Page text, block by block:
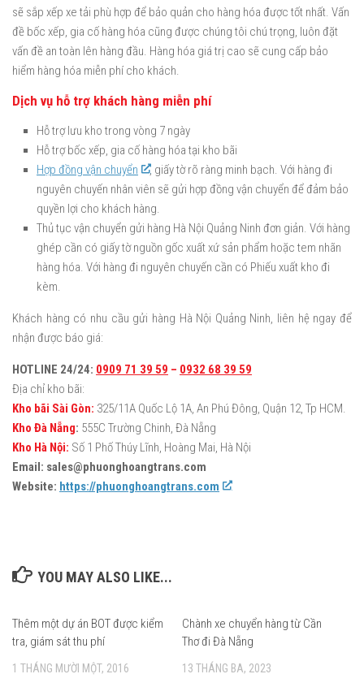
sẽ sắp xếp xe tải phù hợp để bảo quản cho hàng hóa được tốt nhất. Vấn
đề bốc xếp, gia cố hàng hóa cũng được chúng tôi chú trọng, luôn đặt
vấn đề an toàn lên hàng đầu. Hàng hóa giá trị cao sẽ cung cấp bảo
hiểm hàng hóa miễn phí cho khách.
Dịch vụ hỗ trợ khách hàng miễn phí
Hỗ trợ lưu kho trong vòng 7 ngày
Hỗ trợ bốc xếp, gia cố hàng hóa tại kho bãi
Hợp đồng vận chuyển
, giấy tờ rõ ràng minh bạch. Với hàng đi
nguyên chuyến nhân viên sẽ gửi hợp đồng vận chuyển để đảm bảo
quyền lợi cho khách hàng.
Thủ tục vận chuyển gửi hàng Hà Nội Quảng Ninh đơn giản. Với hàng
ghép cần có giấy tờ nguồn gốc xuất xứ sản phẩm hoặc tem nhãn
hàng hóa. Với hàng đi nguyên chuyến cần có Phiếu xuất kho đi
kèm.
Khách hàng có nhu cầu gửi hàng Hà Nội Quảng Ninh, liên hệ ngay để
nhận được báo giá:
HOTLINE 24/24: 0909 71 39 59 – 0932 68 39 59
Địa chỉ kho bãi:
Kho bãi Sài Gòn: 325/11A Quốc Lộ 1A, An Phú Đông, Quận 12, Tp HCM.
Kho Đà Nẵng: 555C Trường Chinh, Đà Nẵng
Kho Hà Nội: Số 1 Phố Thúy Lĩnh, Hoàng Mai, Hà Nội
Email: sales@phuonghoangtrans.com
Website: https://phuonghoangtrans.com
YOU MAY ALSO LIKE...
Thêm một dự án BOT được kiểm
tra, giám sát thu phí
1 THÁNG MƯỜI MỘT, 2016
Chành xe chuyển hàng từ Cần
Thơ đi Đà Nẵng
13 THÁNG BA, 2023